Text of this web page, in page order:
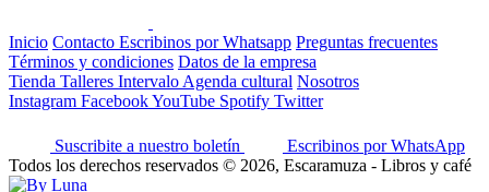
Inicio Contacto Escribinos por Whatsapp Preguntas frecuentes
Términos y condiciones Datos de la empresa
Tienda Talleres Intervalo Agenda cultural Nosotros
Instagram FacebookYouTube Spotify Twitter
Suscribite a nuestro boletín
Escribinos por WhatsApp
Todos los derechos reservados © 2026, Escaramuza - Libros y café